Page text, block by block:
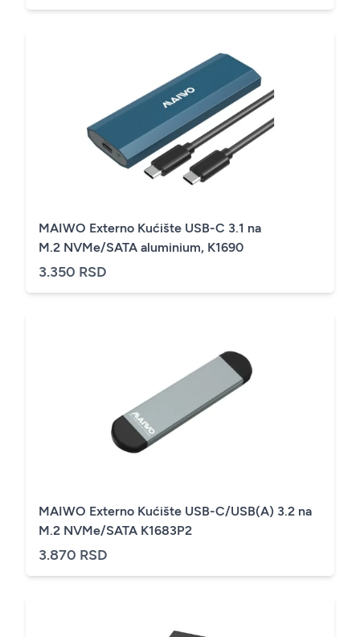
MAIWO Externo Kućište USB-C 3.1 na
M.2 NVMe/SATA aluminium, K1690
3.350 RSD
MAIWO Externo Kućište USB-C/USB(A) 3.2 na
M.2 NVMe/SATA K1683P2
3.870 RSD